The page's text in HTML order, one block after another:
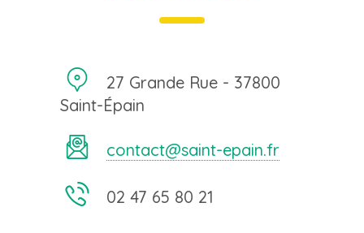
27 Grande Rue - 37800
Saint-Épain
contact@saint-epain.fr
02 47 65 80 21